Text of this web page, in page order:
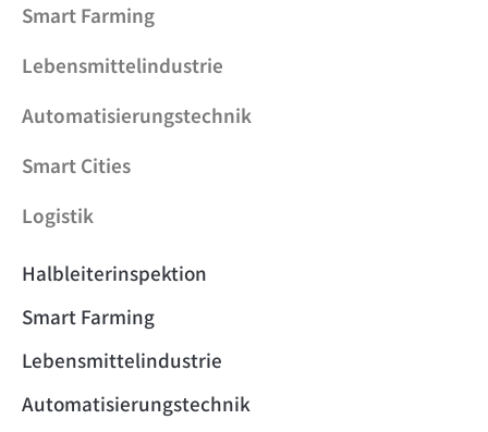
Smart Farming
Lebensmittelindustrie
Automatisierungstechnik
Smart Cities
Logistik
Halbleiterinspektion
Smart Farming
Lebensmittelindustrie
Automatisierungstechnik